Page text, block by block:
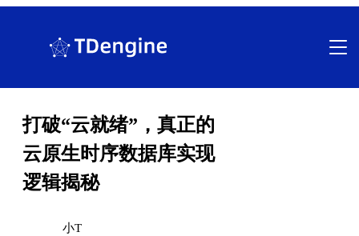
打破“云就绪”，真正的
云原生时序数据库实现
逻辑揭秘
小T